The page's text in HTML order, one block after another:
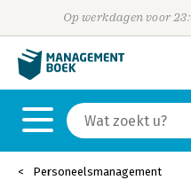
Op werkdagen voor
Personeelsmanagement